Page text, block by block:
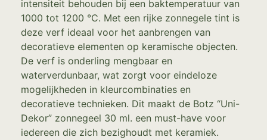
intensiteit behouden bij een baktemperatuur van
1000 tot 1200 °C. Met een rijke zonnegele tint is
deze verf ideaal voor het aanbrengen van
decoratieve elementen op keramische objecten.
De verf is onderling mengbaar en
waterverdunbaar, wat zorgt voor eindeloze
mogelijkheden in kleurcombinaties en
decoratieve technieken. Dit maakt de Botz “Uni-
Dekor” zonnegeel 30 ml. een must-have voor
iedereen die zich bezighoudt met keramiek.